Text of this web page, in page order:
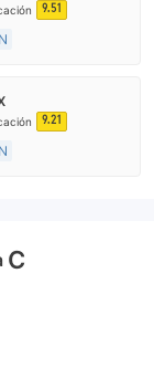
9.51
en Australia
9.21
de MT4
C